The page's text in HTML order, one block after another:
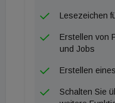
Wohnungsbau zu
betont den
Märkten mit
unserem Ziel,
Lesezeichen
Erstellen von
und Jobs
Erstellen
Schalten Sie